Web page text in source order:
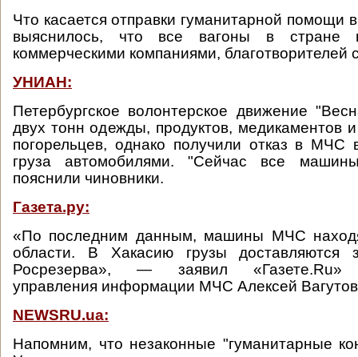
Что касается отправки гуманитарной помощи
выяснилось, что все вагоны в стране
коммерческими компаниями, благотворителей
УНИАН:
Петербургское волонтерское движение
двух тонн одежды, продуктов, медикаментов
погорельцев, однако получили отказ в МЧС
груза автомобилями. "Сейчас все
пояснили чиновники.
Газета.ру:
«По последним данным, машины МЧС
области. В Хакасию грузы доставляются
Росрезерва», — заявил «Газете.Ru»
управления информации МЧС Алексей
NEWSRU.ua:
Напомним, что незаконные "гуманитарные